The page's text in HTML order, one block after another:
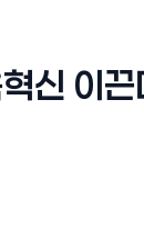
신 이끈